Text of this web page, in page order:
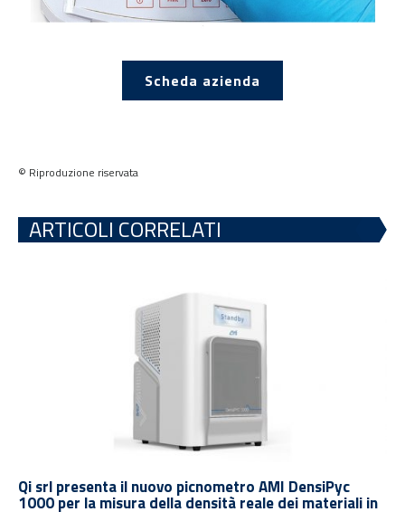
Scheda azienda
© Riproduzione riservata
ARTICOLI CORRELATI
Qi srl presenta il nuovo picnometro AMI DensiPyc
1000 per la misura della densità reale dei materiali in